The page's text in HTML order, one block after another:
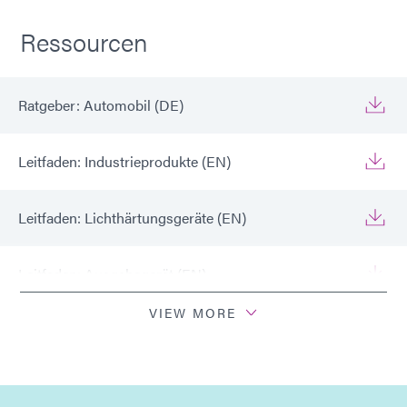
Ressourcen
Ratgeber: Automobil (DE)
Leitfaden: Industrieprodukte (EN)
Leitfaden: Lichthärtungsgeräte (EN)
Ratgeber: Automobil (Europa|EN)
VIEW MORE